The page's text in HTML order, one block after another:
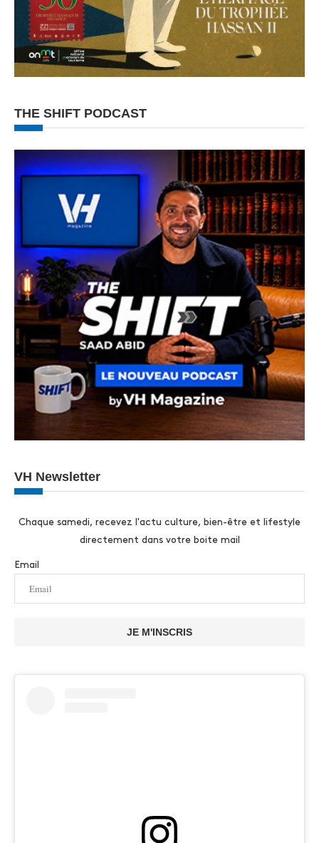
THE SHIFT PODCAST
VH Newsletter
Chaque samedi, recevez l'actu culture, bien-être et lifestyle
directement dans votre boite mail
Email
JE M'INSCRIS